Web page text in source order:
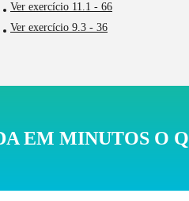
Ver exercício 11.1 - 66
Ver exercício 9.3 - 36
EM MINUTOS O